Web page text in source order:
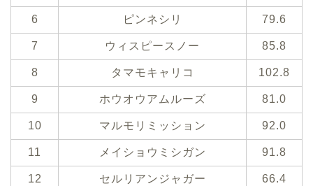
6 ピンネシリ 79.6
7 ウィスピースノー 85.8
8 タマモキャリコ 102.8
9 ホウオウアムルーズ 81.0
10 マルモリミッション 92.0
11 メイショウミシガン 91.8
12 セルリアンジャガー 66.4